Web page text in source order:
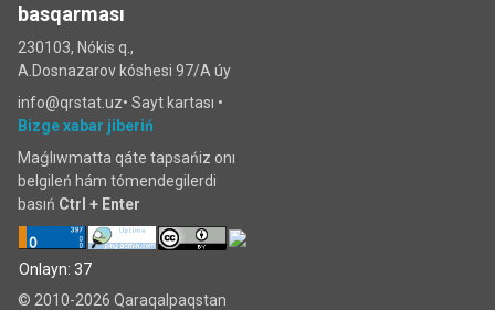
basqarması
230103, Nókis q.,
A.Dosnazarov kóshesi 97/A úy
info@qrstat.uz• Sayt kartası •
Bizge xabar jiberiń
Maǵlıwmatta qáte tapsańiz onı
belgileń hám tómendegilerdi
basıń Ctrl + Enter
Onlayn: 37
© 2010-2026 Qaraqalpaqstan